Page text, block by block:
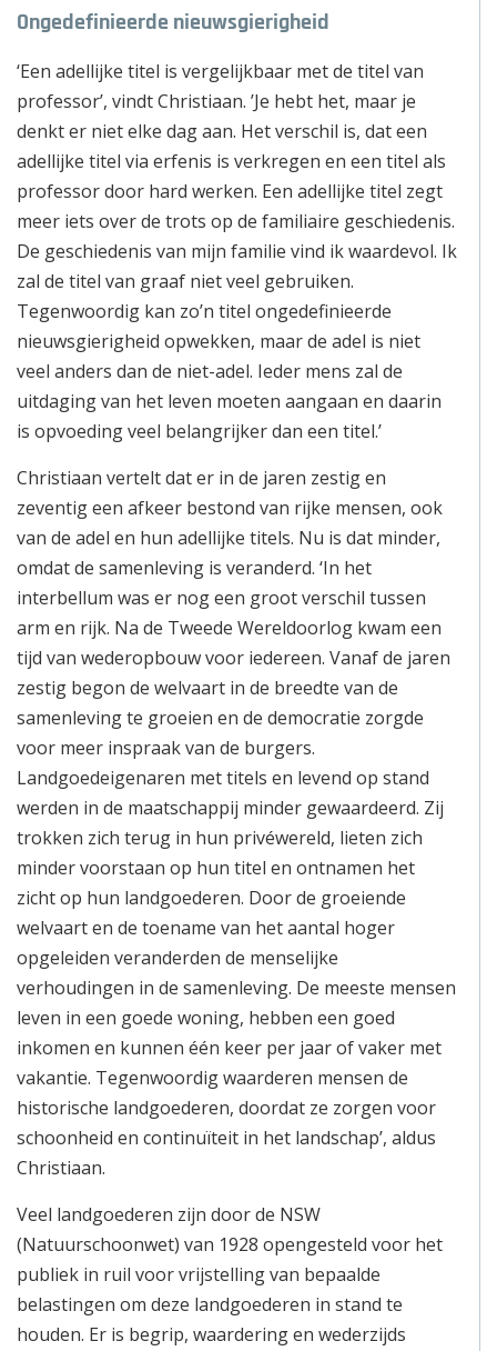
Ongedefinieerde nieuwsgierigheid
‘Een adellijke titel is vergelijkbaar met de titel van
professor’, vindt Christiaan. ’Je hebt het, maar je
denkt er niet elke dag aan. Het verschil is, dat een
adellijke titel via erfenis is verkregen en een titel als
professor door hard werken. Een adellijke titel zegt
meer iets over de trots op de familiaire geschiedenis.
De geschiedenis van mijn familie vind ik waardevol. Ik
zal de titel van graaf niet veel gebruiken.
Tegenwoordig kan zo’n titel ongedefinieerde
nieuwsgierigheid opwekken, maar de adel is niet
veel anders dan de niet-adel. Ieder mens zal de
uitdaging van het leven moeten aangaan en daarin
is opvoeding veel belangrijker dan een titel.’
Christiaan vertelt dat er in de jaren zestig en
zeventig een afkeer bestond van rijke mensen, ook
van de adel en hun adellijke titels. Nu is dat minder,
omdat de samenleving is veranderd. ‘In het
interbellum was er nog een groot verschil tussen
arm en rijk. Na de Tweede Wereldoorlog kwam een
tijd van wederopbouw voor iedereen. Vanaf de jaren
zestig begon de welvaart in de breedte van de
samenleving te groeien en de democratie zorgde
voor meer inspraak van de burgers.
Landgoedeigenaren met titels en levend op stand
werden in de maatschappij minder gewaardeerd. Zij
trokken zich terug in hun privéwereld, lieten zich
minder voorstaan op hun titel en ontnamen het
zicht op hun landgoederen. Door de groeiende
welvaart en de toename van het aantal hoger
opgeleiden veranderden de menselijke
verhoudingen in de samenleving. De meeste mensen
leven in een goede woning, hebben een goed
inkomen en kunnen één keer per jaar of vaker met
vakantie. Tegenwoordig waarderen mensen de
historische landgoederen, doordat ze zorgen voor
schoonheid en continuïteit in het landschap’, aldus
Christiaan.
Veel landgoederen zijn door de NSW
(Natuurschoonwet) van 1928 opengesteld voor het
publiek in ruil voor vrijstelling van bepaalde
belastingen om deze landgoederen in stand te
houden. Er is begrip, waardering en wederzijds